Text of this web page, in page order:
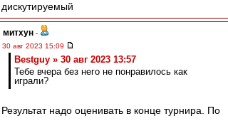
дискутируемый
митхун -
30 авг 2023 15:09
Bestguy » 30 авг 2023 13:57
Тебе вчера без него не понравилось как
играли?
Результат надо оценивать в конце турнира. По